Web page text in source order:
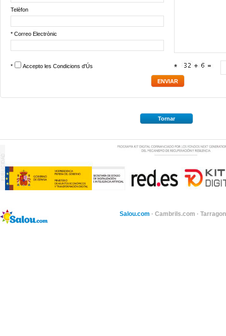
Telèfon
* Correo Electrònic
* Accepto les Condicions d'Ús *
Tornar
Salou.com · Cambrils.com ·